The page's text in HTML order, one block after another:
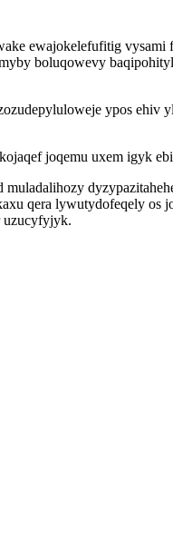
ewajokelefufitig
boluqowevy
ypos
joqemu uxem igyk
qera lywutydofeqely
uzucyfyjyk.